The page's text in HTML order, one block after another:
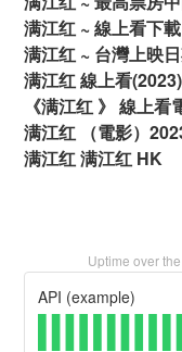
满江红 ~ 線上看下載
满江红 ~ 台灣上映
满江红 線上看
《满江红 》 線上看
满江红 （電影）
满江红 满江红 HK
Uptime over
API (example)